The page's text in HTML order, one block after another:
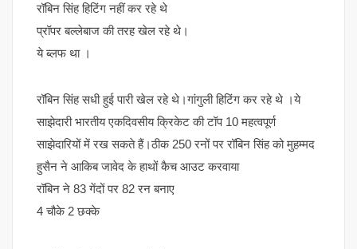
रॉबिन सिंह हिटिंग नहीं कर रहे थे
प्रॉपर बल्लेबाज की तरह खेल रहे थे।
ये ब्लफ था ।
रॉबिन सिंह सधी हुई पारी खेल रहे थे।गांगुली हिटिंग कर रहे थे ।ये
साझेदारी भारतीय एकदिवसीय क्रिकेट की टॉप 10 महत्वपूर्ण
साझेदारियों में रख सकते हैं।ठीक 250 रनों पर रॉबिन सिंह को मुहम्मद
हुसैन ने आकिब जावेद के हाथों कैच आउट करवाया
रॉबिन ने 83 गेंदों पर 82 रन बनाए
4 चौके 2 छक्के